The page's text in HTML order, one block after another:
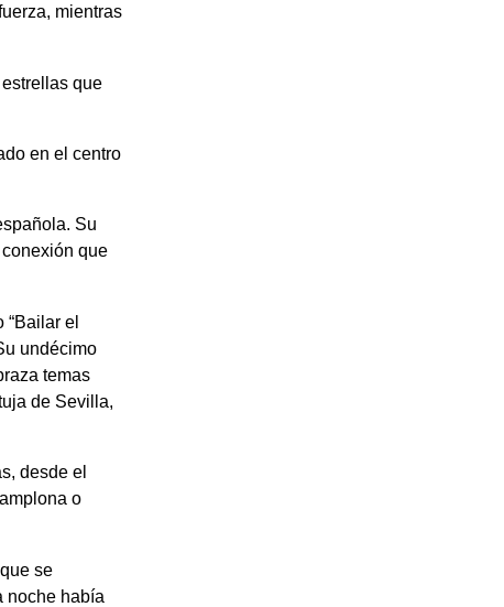
mientras
que
en el centro
Su
que
“Bailar el
undécimo
temas
de Sevilla,
desde el
o
se
noche había